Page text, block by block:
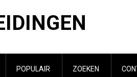
POPULAIR ZOEKEN